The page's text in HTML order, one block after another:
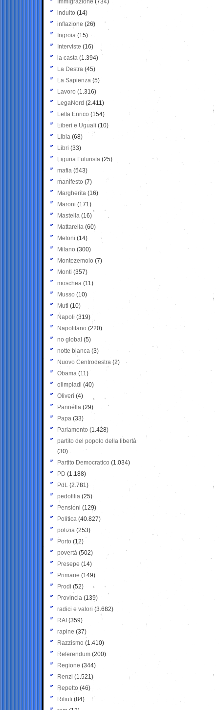
Immigrazione (734)
indulto (14)
inflazione (26)
Ingroia (15)
Interviste (16)
la casta (1.394)
La Destra (45)
La Sapienza (5)
Lavoro (1.316)
LegaNord (2.411)
Letta Enrico (154)
Liberi e Uguali (10)
Libia (68)
Libri (33)
Liguria Futurista (25)
mafia (543)
manifesto (7)
Margherita (16)
Maroni (171)
Mastella (16)
Mattarella (60)
Meloni (14)
Milano (300)
Montezemolo (7)
Monti (357)
moschea (11)
Musso (10)
Muti (10)
Napoli (319)
Napolitano (220)
no global (5)
notte bianca (3)
Nuovo Centrodestra (2)
Obama (11)
olimpiadi (40)
Oliveri (4)
Pannella (29)
Papa (33)
Parlamento (1.428)
partito del popolo della libertà
(30)
Partito Democratico (1.034)
PD (1.188)
PdL (2.781)
pedofilia (25)
Pensioni (129)
Politica (40.827)
polizia (253)
Porto (12)
povertà (502)
Presepe (14)
Primarie (149)
Prodi (52)
Provincia (139)
radici e valori (3.682)
RAI (359)
rapine (37)
Razzismo (1.410)
Referendum (200)
Regione (344)
Renzi (1.521)
Repetto (46)
Rifiuti (84)